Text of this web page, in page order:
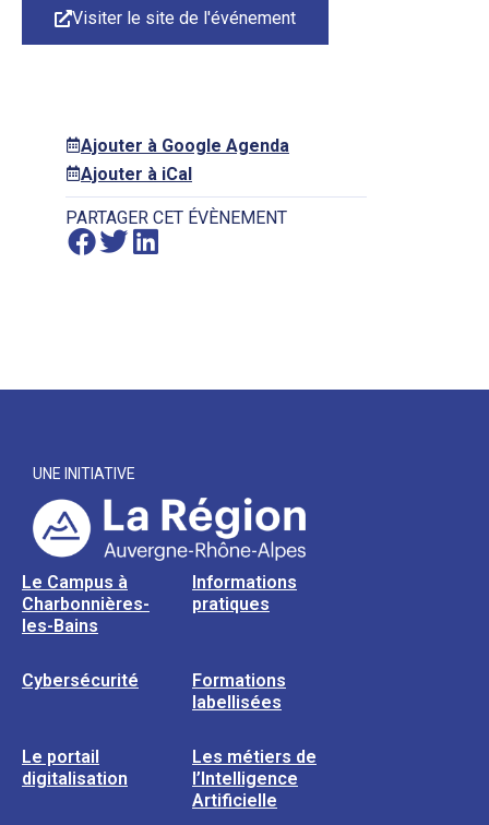
Visiter le site de l'événement
Ajouter à Google Agenda
Ajouter à iCal
PARTAGER CET ÉVÈNEMENT
UNE INITIATIVE
Le Campus à
Charbonnières-
les-Bains
Informations
pratiques
Cybersécurité
Formations
labellisées
Le portail
digitalisation
Les métiers de
l’Intelligence
Artificielle